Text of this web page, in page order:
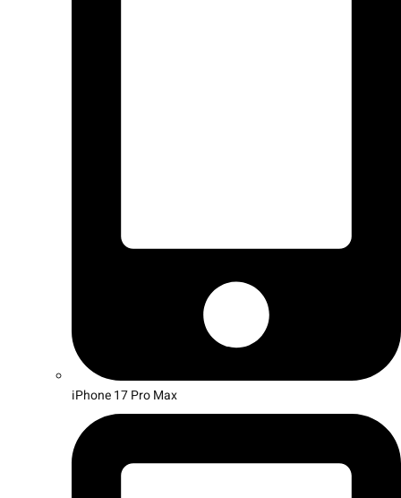
iPhone 17 Pro Max